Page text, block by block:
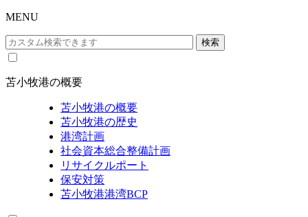
MENU
苫小牧港の概要
苫小牧港の概要
苫小牧港の歴史
港湾計画
社会資本総合整備計画
リサイクルポート
保安対策
苫小牧港港湾BCP